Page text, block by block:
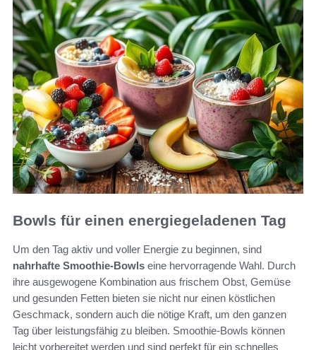
Bowls für einen energiegeladenen Tag
Um den Tag aktiv und voller Energie zu beginnen, sind
nahrhafte Smoothie-Bowls eine hervorragende Wahl. Durch
ihre ausgewogene Kombination aus frischem Obst, Gemüse
und gesunden Fetten bieten sie nicht nur einen köstlichen
Geschmack, sondern auch die nötige Kraft, um den ganzen
Tag über leistungsfähig zu bleiben. Smoothie-Bowls können
leicht vorbereitet werden und sind perfekt für ein schnelles